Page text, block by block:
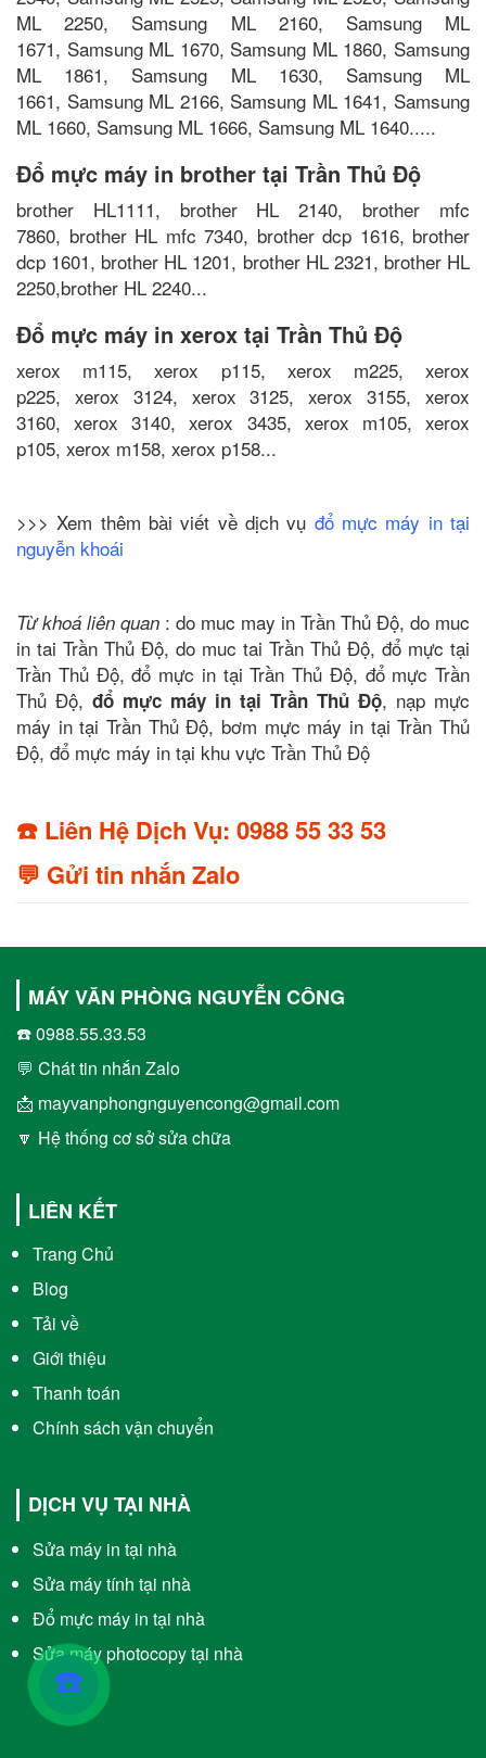
ML 2250, Samsung ML 2160, Samsung ML
1671, Samsung ML 1670, Samsung ML 1860, Samsung
ML 1861, Samsung ML 1630, Samsung ML
1661, Samsung ML 2166, Samsung ML 1641, Samsung
ML 1660, Samsung ML 1666, Samsung ML 1640.....
Đổ mực máy in brother tại Trần Thủ Độ
brother HL1111, brother HL 2140, brother mfc
7860, brother HL mfc 7340, brother dcp 1616, brother
dcp 1601, brother HL 1201, brother HL 2321, brother HL
2250,brother HL 2240...
Đổ mực máy in xerox tại Trần Thủ Độ
xerox m115, xerox p115, xerox m225, xerox
p225, xerox 3124, xerox 3125, xerox 3155, xerox
3160, xerox 3140, xerox 3435, xerox m105, xerox
p105, xerox m158, xerox p158...
>>> Xem thêm bài viết về dịch vụ đổ mực máy in tại
nguyễn khoái
Từ khoá liên quan : do muc may in Trần Thủ Độ, do muc
in tai Trần Thủ Độ, do muc tai Trần Thủ Độ, đổ mực tại
Trần Thủ Độ, đổ mực in tại Trần Thủ Độ, đổ mực Trần
Thủ Độ, đổ mực máy in tại Trần Thủ Độ, nạp mực
máy in tại Trần Thủ Độ, bơm mực máy in tại Trần Thủ
Độ, đổ mực máy in tại khu vực Trần Thủ Độ
☎️ Liên Hệ Dịch Vụ: 0988 55 33 53
💬 Gửi tin nhắn Zalo
MÁY VĂN PHÒNG NGUYỄN CÔNG
☎️ 0988.55.33.53
💬 Chát tin nhắn Zalo
📩 mayvanphongnguyencong@gmail.com
🔽 Hệ thống cơ sở sửa chữa
LIÊN KẾT
Trang Chủ
Blog
Tải về
Giới thiệu
Thanh toán
Chính sách vận chuyển
DỊCH VỤ TẠI NHÀ
Sửa máy in tại nhà
Sửa máy tính tại nhà
Đổ mực máy in tại nhà
Sửa máy photocopy tại nhà
☎️